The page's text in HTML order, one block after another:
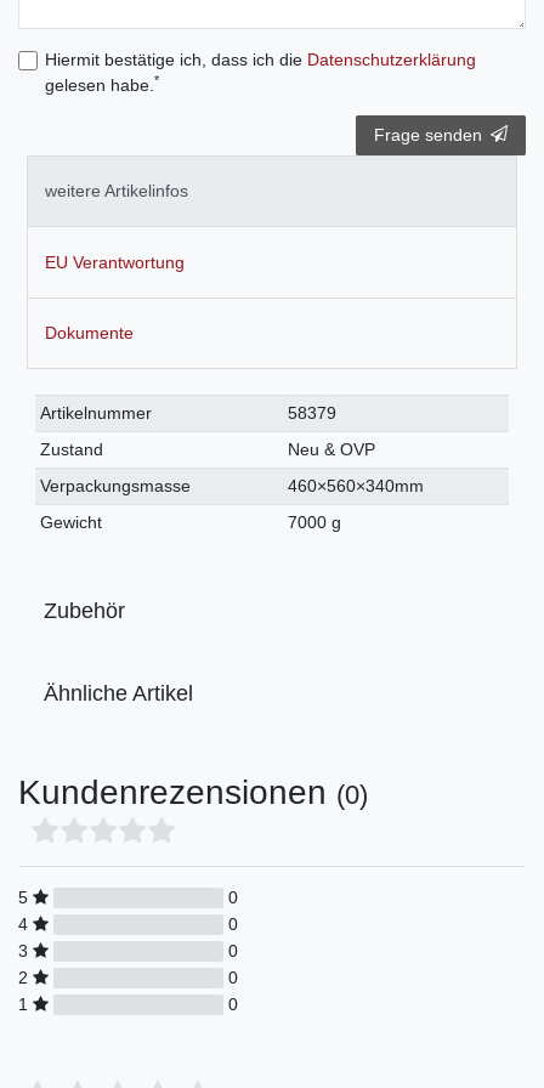
Hiermit bestätige ich, dass ich die Daten­schutz­erklärung
gelesen habe. *
Frage senden
weitere Artikelinfos
EU Verantwortung
Dokumente
Technisches
Merkmal
Wert
Artikelnummer
58379
Zustand
Neu & OVP
Verpackungsmasse
460×560×340mm
Gewicht
7000 g
Zubehör
Ähnliche Artikel
Kundenrezensionen (0)
5
0
4
0
3
0
2
0
1
0